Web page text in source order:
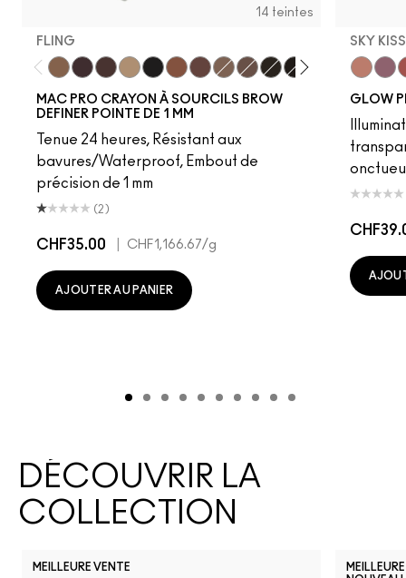
14 teintes
FLING
Genuine Aubergine
Omega
OnyxPenny
MAC PRO CRAYON À SOURCILS BROW
DEFINER POINTE DE 1 MM
Tenue 24 heures, Résistant aux
bavures/Waterproof, Embout de
précision de 1 mm
(2)
CHF35.00 CHF1,166.67/g
AJOUTER AU PANIER
SKY
GLOW
DÉCOUVRIR LA
COLLECTION
MEILLEURE VENTE